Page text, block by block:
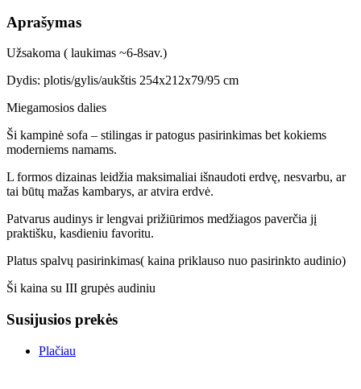
Aprašymas
Užsakoma ( laukimas ~6-8sav.)
Dydis: plotis/gylis/aukštis 254x212x79/95 cm
Miegamosios dalies
Ši kampinė sofa – stilingas ir patogus pasirinkimas bet kokiems
moderniems namams.
L formos dizainas leidžia maksimaliai išnaudoti erdvę, nesvarbu, ar
tai būtų mažas kambarys, ar atvira erdvė.
Patvarus audinys ir lengvai prižiūrimos medžiagos paverčia jį
praktišku, kasdieniu favoritu.
Platus spalvų pasirinkimas( kaina priklauso nuo pasirinkto audinio)
Ši kaina su III grupės audiniu
Susijusios prekės
Plačiau